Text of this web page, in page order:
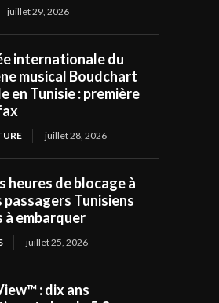
juillet 29, 2026
internationale du
musical Boudchart
en Tunisie : première
juillet 28, 2026
heures de blocage à
passagers Tunisiens
à embarquer
juillet 25, 2026
: dix ans